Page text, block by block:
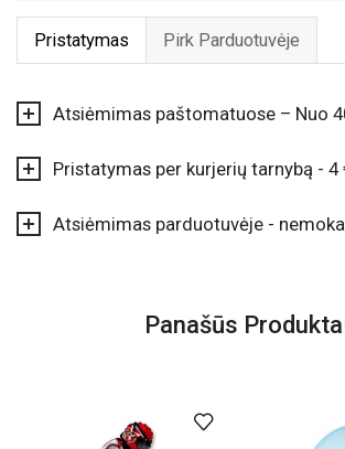
„Flamingas“
Pristatymas Pirk Parduotuvėje
Atsiėmimas paštomatuose – Nuo
Pristatymas per kurjerių tarnybą - 4
Atsiėmimas parduotuvėje -
Panašūs